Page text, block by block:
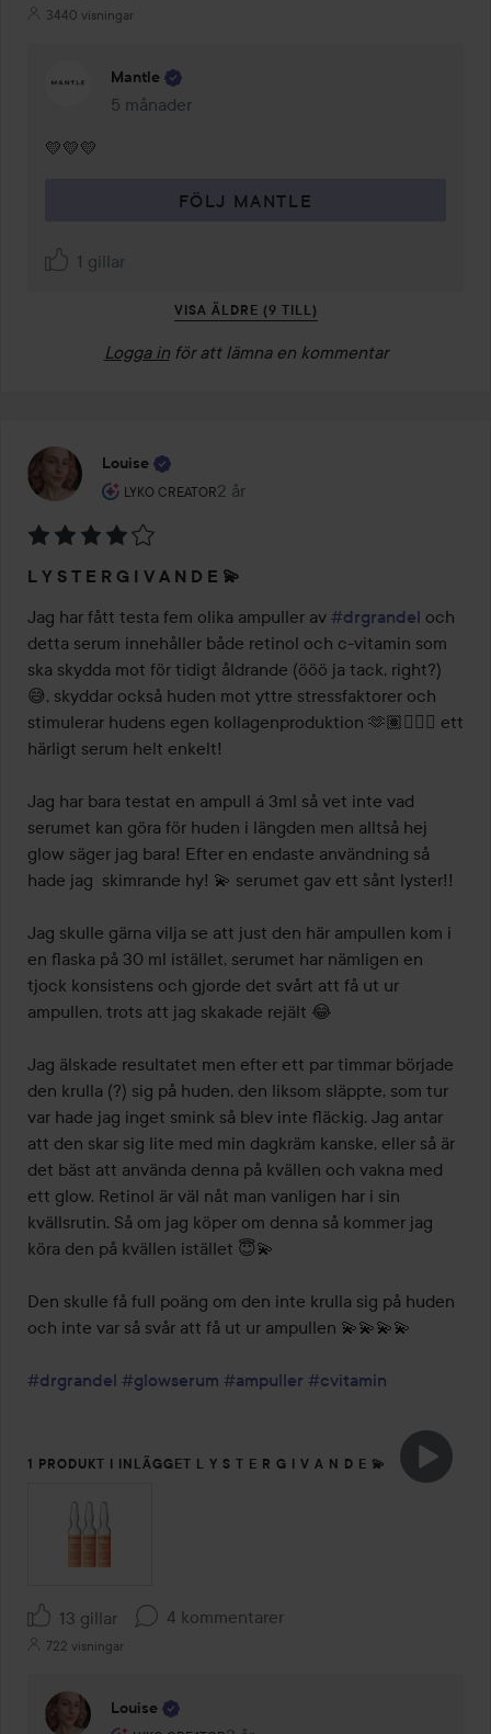
3440 visningar
Mantle
5 månader
Kommentaren lades 5 månader
💛💛💛
FÖLJ MANTLE
1 gillar
VISA ÄLDRE (9 TILL)
Logga in för att lämna en kommentar
Louise
LYKO CREATOR
Användarens roll: Lyko Creator.
2 år
Inlägget skapades 2 år
4
av
5
L Y S T E R G I V A N D E 💫
Jag har fått testa fem olika ampuller av #drgrandel och
detta serum innehåller både retinol och c-vitamin som
ska skydda mot för tidigt åldrande (ööö ja tack, right?)
😅, skyddar också huden mot yttre stressfaktorer och
stimulerar hudens egen kollagenproduktion 🫶🏽🧖🏽‍♀️ ett
härligt serum helt enkelt!
Jag har bara testat en ampull á 3ml så vet inte vad
serumet kan göra för huden i längden men alltså hej
glow säger jag bara! Efter en endaste användning så
hade jag  skimrande hy! 💫 serumet gav ett sånt lyster!!
Jag skulle gärna vilja se att just den här ampullen kom i
en flaska på 30 ml istället, serumet har nämligen en
tjock konsistens och gjorde det svårt att få ut ur
ampullen, trots att jag skakade rejält 😂
Jag älskade resultatet men efter ett par timmar började
den krulla (?) sig på huden, den liksom släppte, som tur
var hade jag inget smink så blev inte fläckig. Jag antar
att den skar sig lite med min dagkräm kanske, eller så är
det bäst att använda denna på kvällen och vakna med
ett glow. Retinol är väl nåt man vanligen har i sin
kvällsrutin. Så om jag köper om denna så kommer jag
köra den på kvällen istället 😇💫
Den skulle få full poäng om den inte krulla sig på huden
och inte var så svår att få ut ur ampullen 💫💫💫💫
#drgrandel #glowserum #ampuller #cvitamin
1 PRODUKT I INLÄGGET L Y S T E R G I V A N D E 💫
13 gillar 4 kommentarer
722 visningar
Louise